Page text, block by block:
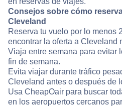
Consejos sobre cómo
Cleveland
Reserva tu vuelo por lo menos
encontrar la oferta a Cleveland
Viaja entre semana para evitar
fin de semana.
Evita viajar durante tráfico
Cleveland antes o después de
Usa CheapOair para buscar
en los aeropuertos cercanos